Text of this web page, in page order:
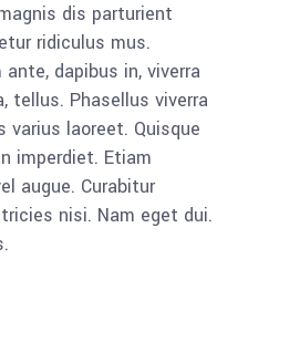
dis parturient
ridiculus mus.
dapibus in, viverra
tellus. Phasellus viverra
varius laoreet. Quisque
imperdiet. Etiam
augue. Curabitur
nisi. Nam eget dui.